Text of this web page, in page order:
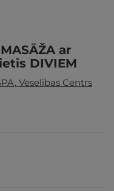
ar
DIVIEM
Veselības Centrs